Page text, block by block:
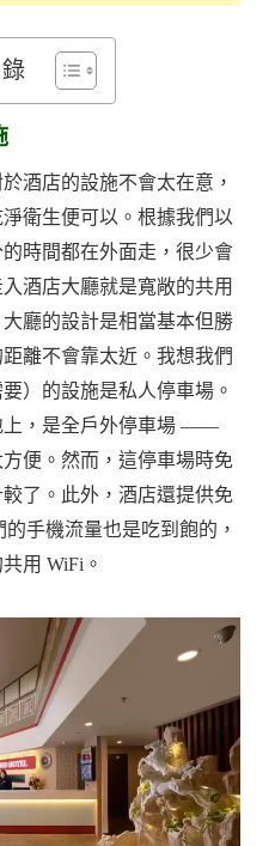
酒店的設施不會太在意，
衛生便可以。根據我們以
時間都在外面走，很少會
酒店大廳就是寬敞的共用
廳的設計是相當基本但勝
離不會靠太近。我想我們
）的設施是私人停車場。
上，是全戶外停車場 ——
便。然而，這停車場時免
了。此外，酒店還提供免
手機流量也是吃到飽的，
用 WiFi。